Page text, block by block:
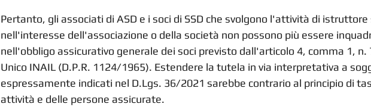
Pertanto, gli associati di ASD e i soci di SSD che svolgono l'attività di
nell'interesse dell'associazione o della società non possono più essere
nell'obbligo assicurativo generale dei soci previsto dall'articolo 4, comma 1, n.
Unico INAIL (D.P.R. 1124/1965). Estendere la tutela in via interpretativa a
espressamente indicati nel D.Lgs. 36/2021 sarebbe contrario al principio di
attività e delle persone assicurate.